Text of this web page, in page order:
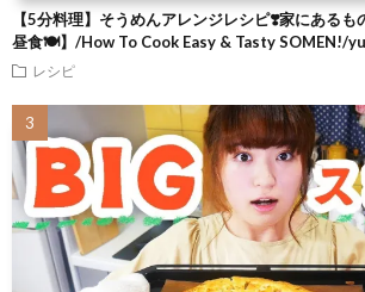
【5分料理】そうめんアレンジレシピ❣️家にある
昼食🍽】/How To Cook Easy & Tasty SOMEN!/
レシピ